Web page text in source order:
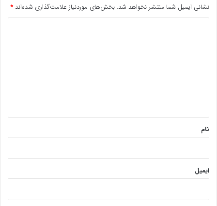
نشانی ایمیل شما منتشر نخواهد شد. بخش‌های موردنیاز علامت‌گذاری شده‌اند *
نام
ایمیل